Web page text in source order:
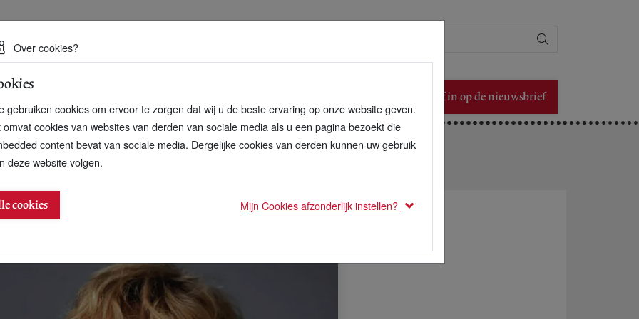
duurzame toekomst
Schrijf in op de nieuwsbrief
kleding produceren
Over cookies?
gebruiken cookies om ervoor te zorgen dat wij u de beste ervaring op onze website geven.
omvat cookies van websites van derden van sociale media als u een pagina bezoekt die
content bevat van sociale media. Dergelijke cookies van derden kunnen uw gebruik
deze website volgen.
cookies Mijn Cookies afzonderlijk instellen?